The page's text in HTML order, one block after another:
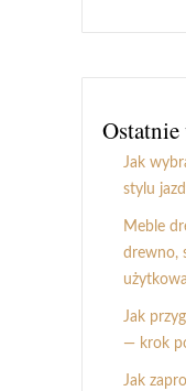
Jak
stylu
Meble
drewno,
Jak
— krok
Jak